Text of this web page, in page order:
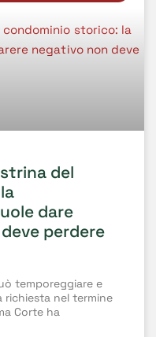
del
dare
perdere
temporeggiare e
richiesta nel termine
Corte ha